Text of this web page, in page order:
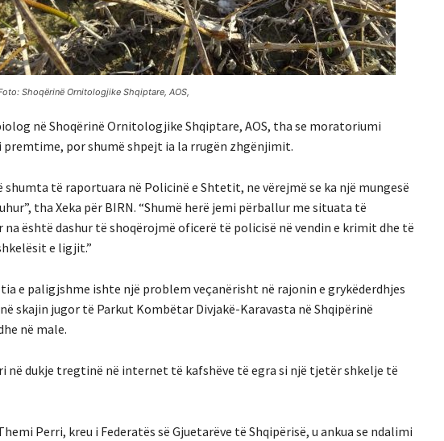
Shoqërinë Ornitologjike Shqiptare, AOS,
në Shoqërinë Ornitologjike Shqiptare, AOS, tha se moratoriumi
por shumë shpejt ia la rrugën zhgënjimit.
shumta të raportuara në Policinë e Shtetit, ne vërejmë se ka një mungesë
tha Xeka për BIRN. “Shumë herë jemi përballur me situata të
na është dashur të shoqërojmë oficerë të policisë në vendin e krimit dhe të
e ligjit.”
e paligjshme ishte një problem veçanërisht në rajonin e grykëderdhjes
skajin jugor të Parkut Kombëtar Divjakë-Karavasta në Shqipërinë
në male.
në dukje tregtinë në internet të kafshëve të egra si një tjetër shkelje të
Perri, kreu i Federatës së Gjuetarëve të Shqipërisë, u ankua se ndalimi